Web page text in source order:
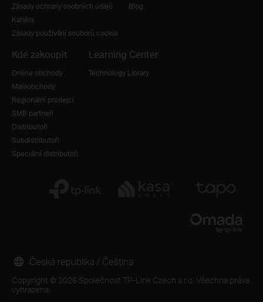
Zásady ochrany osobních údajů
Kariéra
Zásady používání souborů cookie
Blog
Kde zakoupit
Online obchody
Maloobchody
Regionální prodejci
SMB partneři
Distributoři
Subdistributoři
Speciální distributoři
Learning Center
Technology Library
Copyright © 2026 Společnost TP-Link Czech s.r.o. Všechna práva
vyhrazena.
Česká republika / Čeština